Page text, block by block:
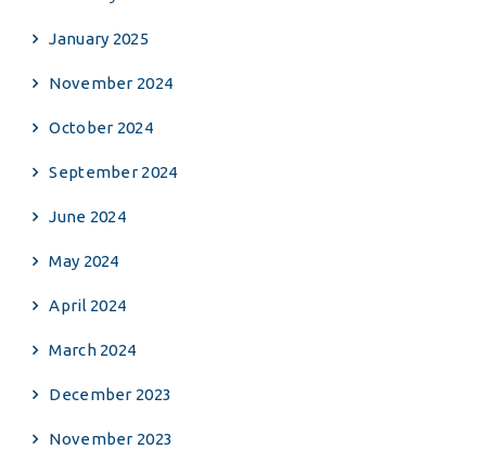
January 2025
November 2024
October 2024
September 2024
June 2024
May 2024
April 2024
March 2024
December 2023
November 2023